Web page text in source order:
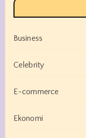
Business
Celebrity
E-commerce
Ekonomi